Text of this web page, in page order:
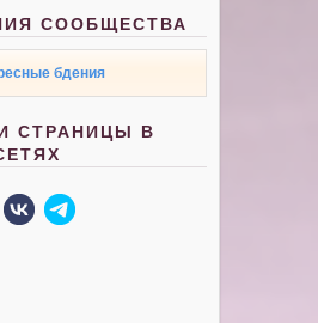
СООБЩЕСТВА
бдения
СТРАНИЦЫ В